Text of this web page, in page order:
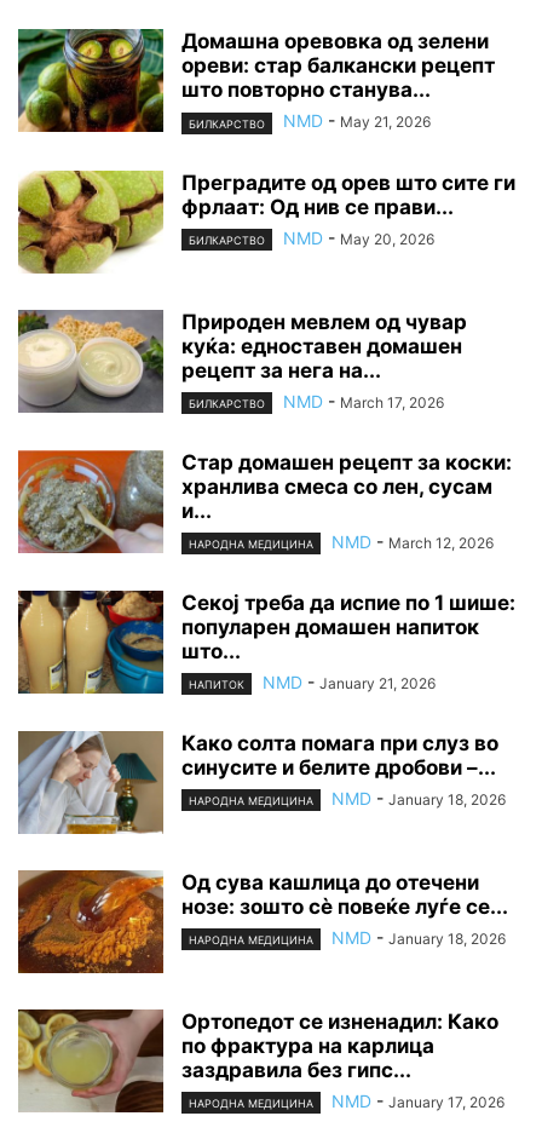
Домашна оревовка од зелени
ореви: стар балкански рецепт
што повторно станува...
БИЛКАРСТВО NMD - May 21, 2026
Преградите од орев што сите ги
фрлаат: Од нив се прави...
БИЛКАРСТВО NMD - May 20, 2026
Природен мевлем од чувар
куќа: едноставен домашен
рецепт за нега на...
БИЛКАРСТВО NMD - March 17, 2026
Стар домашен рецепт за коски:
хранлива смеса со лен, сусам
и...
НАРОДНА МЕДИЦИНА NMD - March 12, 2026
Секој треба да испие по 1 шише:
популарен домашен напиток
што...
НАПИТОК NMD - January 21, 2026
Како солта помага при слуз во
синусите и белите дробови –...
НАРОДНА МЕДИЦИНА NMD - January 18, 2026
Од сува кашлица до отечени
нозе: зошто сè повеќе луѓе се...
НАРОДНА МЕДИЦИНА NMD - January 18, 2026
Ортопедот се изненадил: Како
по фрактура на карлица
заздравила без гипс...
НАРОДНА МЕДИЦИНА NMD - January 17, 2026